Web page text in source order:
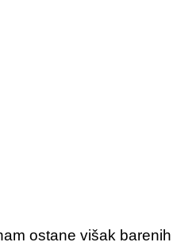
ostane višak barenih